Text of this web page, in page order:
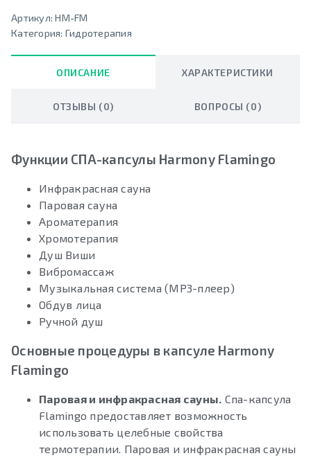
Артикул:HM-FM
Категория: Гидротерапия
ОПИСАНИЕ ХАРАКТЕРИСТИКИ
ОТЗЫВЫ (0) ВОПРОСЫ (0)
Функции СПА-капсулы Harmony Flamingo
Инфракрасная сауна
Паровая сауна
Ароматерапия
Хромотерапия
Душ Виши
Вибромассаж
Музыкальная система (MP3-плеер)
Обдув лица
Ручной душ
Основные процедуры в капсуле Harmony
Flamingo
Паровая и инфракрасная сауны. Спа-капсула
Flamingo предоставляет возможность
использовать целебные свойства
термотерапии. Паровая и инфракрасная сауны